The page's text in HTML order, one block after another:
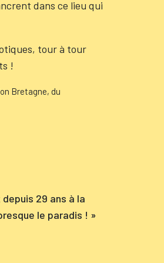
dans ce lieu qui
tour à tour
!
Bretagne, du
29 ans à la
le paradis ! »